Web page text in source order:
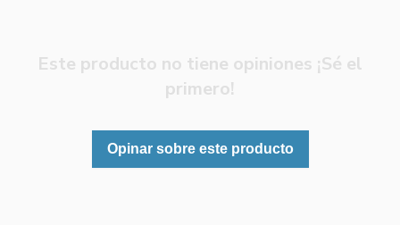
Este producto no tiene opiniones ¡Sé el
primero!
Opinar sobre este producto